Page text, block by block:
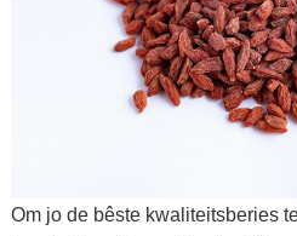
Om jo de bêste kwaliteitsberies